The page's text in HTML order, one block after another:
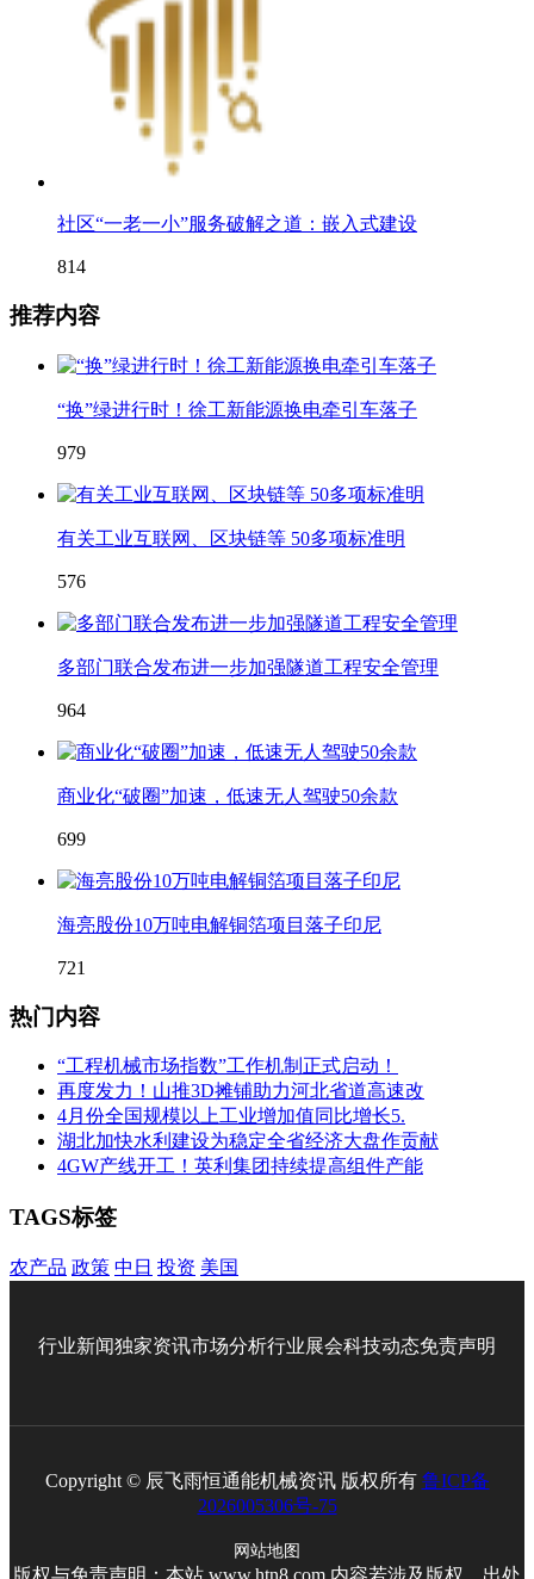
社区“一老一小”服务破解之道：嵌入式建设
814
推荐内容
“换”绿进行时！徐工新能源换电牵引车落子
979
有关工业互联网、区块链等 50多项标准明
576
多部门联合发布进一步加强隧道工程安全管理
964
商业化“破圈”加速，低速无人驾驶50余款
699
海亮股份10万吨电解铜箔项目落子印尼
721
热门内容
“工程机械市场指数”工作机制正式启动！
再度发力！山推3D摊铺助力河北省道高速改
4月份全国规模以上工业增加值同比增长5.
湖北加快水利建设为稳定全省经济大盘作贡献
4GW产线开工！英利集团持续提高组件产能
TAGS标签
农产品 政策 中日 投资 美国
行业新闻独家资讯市场分析行业展会科技动态免责声明
Copyright © 辰飞雨恒通能机械资讯 版权所有 鲁ICP备
2026005306号-75
网站地图
版权与免责声明：本站 www.htn8.com 内容若涉及版权、出处